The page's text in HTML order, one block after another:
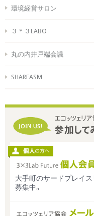
環境経営サロン
３＊３LABO
丸の内井戸端会議
SHAREASM
大手町のサードプレイス
募集中。